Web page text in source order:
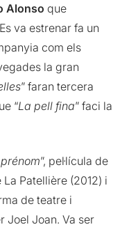
Alonso que
va estrenar fa un
com els
la gran
” faran tercera
“La pell fina” faci la
”, pel·lícula de
Patellière (2012) i
de teatre i
Joel Joan. Va ser